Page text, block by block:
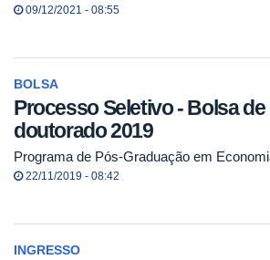
09/12/2021 - 08:55
BOLSA
Processo Seletivo - Bolsa de
doutorado 2019
Programa de Pós-Graduação em
22/11/2019 - 08:42
INGRESSO